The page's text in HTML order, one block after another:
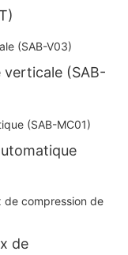
verticale (SAB-
de